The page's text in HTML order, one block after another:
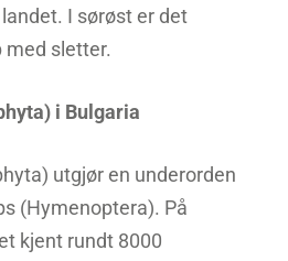
I sørøst er det
med sletter.
i Bulgaria
utgjør en underorden
(Hymenoptera). På
kjent rundt 8000